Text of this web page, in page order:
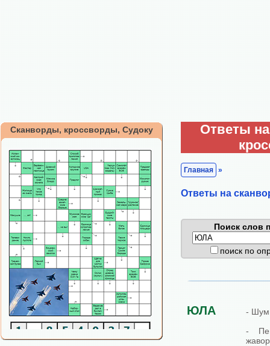
Сканворды, кроссворды, Судоку
Ответы
Главная »
Ответы на
Поиск слов
поиск по
ЮЛА
-
-